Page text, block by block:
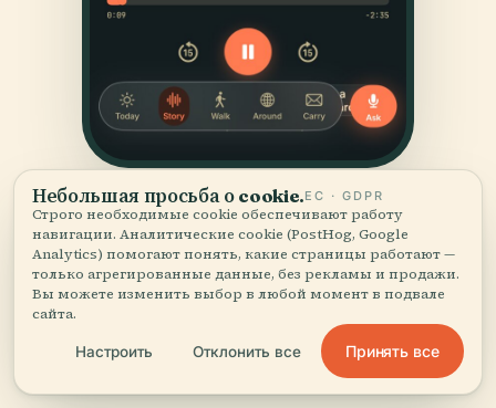
Проверено и показано.
Небольшая просьба о cookie.ЕС · GDPR
Строго необходимые cookie обеспечивают работу
навигации. Аналитические cookie (PostHog, Google
Analytics) помогают понять, какие страницы работают —
только агрегированные данные, без рекламы и продажи.
Вы можете изменить выбор в любой момент в подвале
сайта.
Настроить Отклонить все Принять все